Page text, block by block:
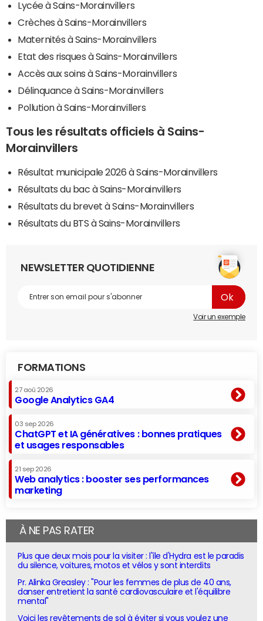
Lycée à Sains-Morainvillers
Crèches à Sains-Morainvillers
Maternités à Sains-Morainvillers
Etat des risques à Sains-Morainvillers
Accès aux soins à Sains-Morainvillers
Délinquance à Sains-Morainvillers
Pollution à Sains-Morainvillers
Tous les résultats officiels à Sains-
Morainvillers
Résultat municipale 2026 à Sains-Morainvillers
Résultats du bac à Sains-Morainvillers
Résultats du brevet à Sains-Morainvillers
Résultats du BTS à Sains-Morainvillers
NEWSLETTER QUOTIDIENNE
Voir un exemple
FORMATIONS
27 aoû 2026
Google Analytics GA4
03 sep 2026
ChatGPT et IA génératives : bonnes pratiques
et usages responsables
21 sep 2026
Web analytics : booster ses performances
marketing
À NE PAS RATER
Plus que deux mois pour la visiter : l'île d'Hydra est le paradis
du silence, voitures, motos et vélos y sont interdits
Pr. Alinka Greasley : "Pour les femmes de plus de 40 ans,
danser entretient la santé cardiovasculaire et l'équilibre
mental"
Voici les revêtements de sol à éviter si vous voulez une